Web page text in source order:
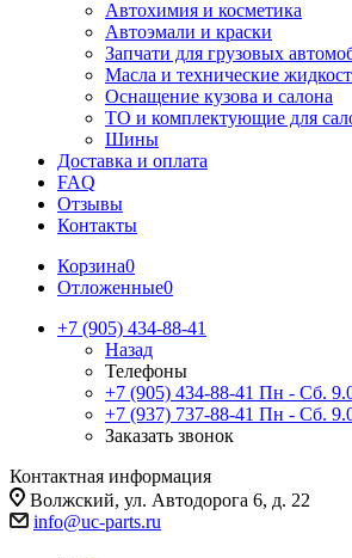
Автохимия и косметика
Автоэмали и краски
Запчати для грузовых
Масла и технические
Оснащение кузова и салона
ТО и комплектующие для
Шины
Доставка и оплата
FAQ
Отзывы
Контакты
Корзина0
Отложенные0
+7 (905) 434-88-41
Назад
Телефоны
+7 (905) 434-88-41 Пн - Сб.
+7 (937) 737-88-41 Пн - Сб.
Заказать звонок
Контактная информация
Волжский, ул. Автодорога 6, д. 22
info@uc-parts.ru